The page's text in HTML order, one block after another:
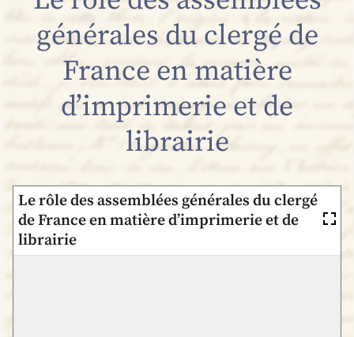
générales du clergé de
France en matière
d’imprimerie et de
librairie
Le rôle des assemblées générales du clergé
de France en matière d’imprimerie et de
librairie